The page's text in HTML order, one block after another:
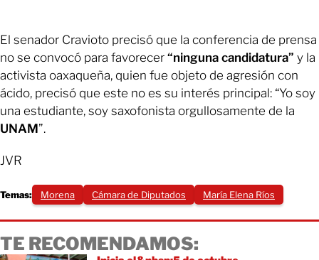
El senador Cravioto precisó que la conferencia de prensa
no se convocó para favorecer “ninguna candidatura” y la
activista oaxaqueña, quien fue objeto de agresión con
ácido, precisó que este no es su interés principal: “Yo soy
una estudiante, soy saxofonista orgullosamente de la
UNAM”.
JVR
Temas: Morena Cámara de Diputados María Elena Ríos
TE RECOMENDAMOS: